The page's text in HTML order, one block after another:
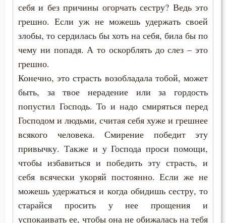
себя и без причины огорчать сестру? Ведь это
грешно. Если уж не можешь удержать своей
злобы, то сердилась бы хоть на себя, била бы по
чему ни попадя. А то оскорблять до слез – это
грешно.
Конечно, это страсть возобладала тобой, может
быть, за твое нерадение или за гордость
попустил Господь. То и надо смиряться перед
Господом и людьми, считая себя хуже и грешнее
всякого человека. Смирение победит эту
привычку. Также и у Господа проси помощи,
чтобы избавиться и победить эту страсть, и
себя всячески укоряй постоянно. Если же не
можешь удержаться и когда обидишь сестру, то
старайся просить у нее прощения и
успокаивать ее, чтобы она не обижалась на тебя